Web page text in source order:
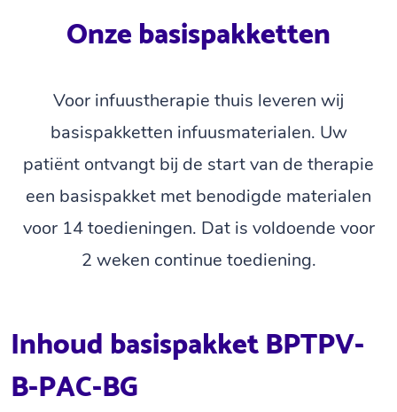
Onze basispakketten
Voor infuustherapie thuis leveren wij
basispakketten infuusmaterialen. Uw
patiënt ontvangt bij de start van de therapie
een basispakket met benodigde materialen
voor 14 toedieningen. Dat is voldoende voor
2 weken continue toediening.
Inhoud basispakket BPTPV-
B-PAC-BG